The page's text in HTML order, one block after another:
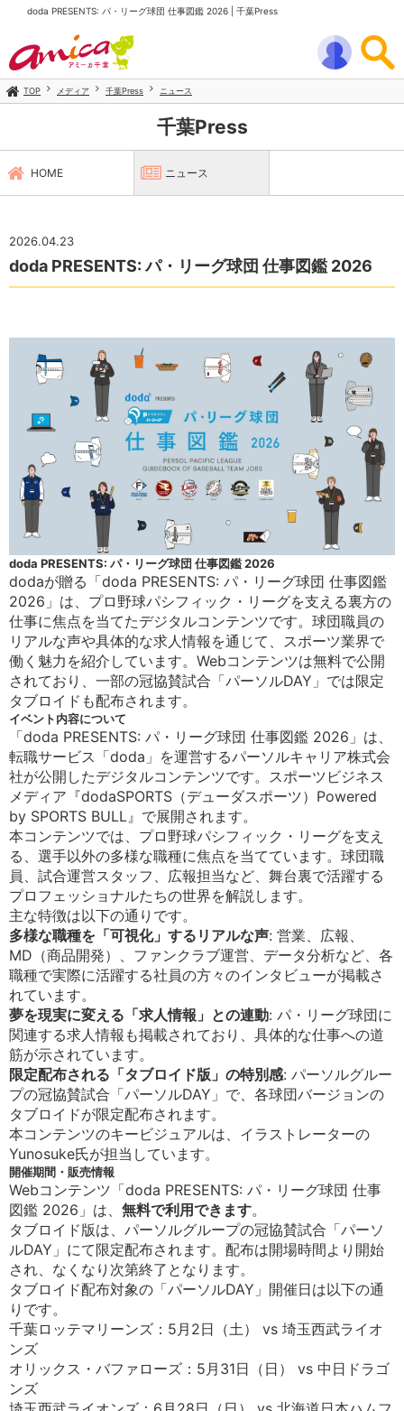
doda PRESENTS: パ・リーグ球団 仕事図鑑 2026 | 千葉Press
TOP メディア 千葉Press ニュース
千葉Press
HOME ニュース
2026.04.23
doda PRESENTS: パ・リーグ球団 仕事図鑑 2026
doda PRESENTS: パ・リーグ球団 仕事図鑑 2026
dodaが贈る「doda PRESENTS: パ・リーグ球団 仕事図鑑
2026」は、プロ野球パシフィック・リーグを支える裏方の
仕事に焦点を当てたデジタルコンテンツです。球団職員の
リアルな声や具体的な求人情報を通じて、スポーツ業界で
働く魅力を紹介しています。Webコンテンツは無料で公開
されており、一部の冠協賛試合「パーソルDAY」では限定
タブロイドも配布されます。
イベント内容について
「doda PRESENTS: パ・リーグ球団 仕事図鑑 2026」は、
転職サービス「doda」を運営するパーソルキャリア株式会
社が公開したデジタルコンテンツです。スポーツビジネス
メディア『dodaSPORTS（デューダスポーツ）Powered
by SPORTS BULL』で展開されます。
本コンテンツでは、プロ野球パシフィック・リーグを支え
る、選手以外の多様な職種に焦点を当てています。球団職
員、試合運営スタッフ、広報担当など、舞台裏で活躍する
プロフェッショナルたちの世界を解説します。
主な特徴は以下の通りです。
多様な職種を「可視化」するリアルな声: 営業、広報、
MD（商品開発）、ファンクラブ運営、データ分析など、各
職種で実際に活躍する社員の方々のインタビューが掲載さ
れています。
夢を現実に変える「求人情報」との連動: パ・リーグ球団に
関連する求人情報も掲載されており、具体的な仕事への道
筋が示されています。
限定配布される「タブロイド版」の特別感: パーソルグルー
プの冠協賛試合「パーソルDAY」で、各球団バージョンの
タブロイドが限定配布されます。
本コンテンツのキービジュアルは、イラストレーターの
Yunosuke氏が担当しています。
開催期間・販売情報
Webコンテンツ「doda PRESENTS: パ・リーグ球団 仕事
図鑑 2026」は、 無料で利用できます。
タブロイド版は、パーソルグループの冠協賛試合「パーソ
ルDAY」にて限定配布されます。配布は開場時間より開始
され、なくなり次第終了となります。
タブロイド配布対象の「パーソルDAY」開催日は以下の通
りです。
千葉ロッテマリーンズ：5月2日（土） vs 埼玉西武ライオ
ンズ
オリックス・バファローズ：5月31日（日） vs 中日ドラゴ
ンズ